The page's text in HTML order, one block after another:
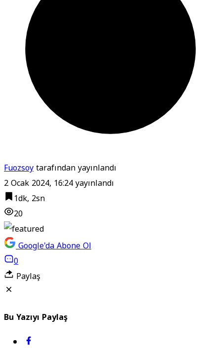
Fuozsoytarafından yayınlandı
2 Ocak 2024, 16:24yayınlandı
1dk, 2sn
20
Google'da Abone Ol
0
Paylaş
Bu Yazıyı Paylaş